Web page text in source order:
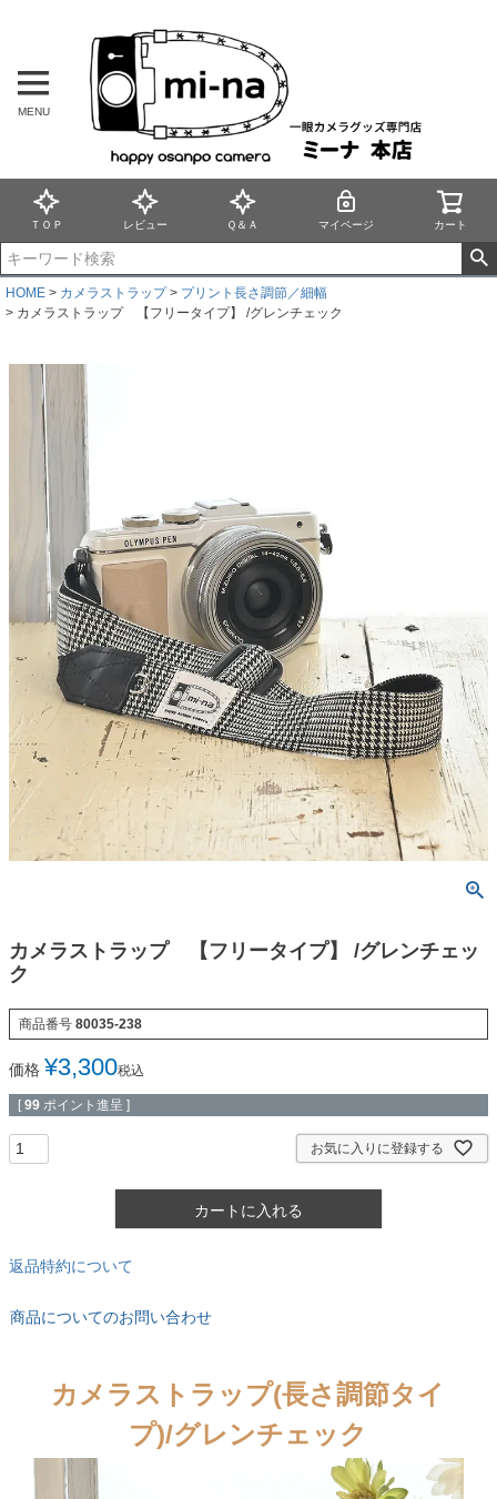
MENU
ＴＯＰ レビュー Ｑ＆Ａ マイページ カート
HOME カメラストラップ
プリント長さ調節／細幅
カメラストラップ 【フリータイプ】 /グレンチェック
カメラストラップ 【フリータイプ】 /グレンチェッ
ク
商品番号 80035-238
価格 ¥3,300税込
[ 99 ポイント進呈 ]
お気に入りに登録する
カートに入れる
返品特約について
商品についてのお問い合わせ
カメラストラップ(長さ調節タイ
プ)/グレンチェック